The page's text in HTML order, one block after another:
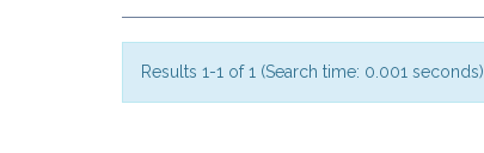
Results 1-1 of 1 (Search time: 0.001 seconds).